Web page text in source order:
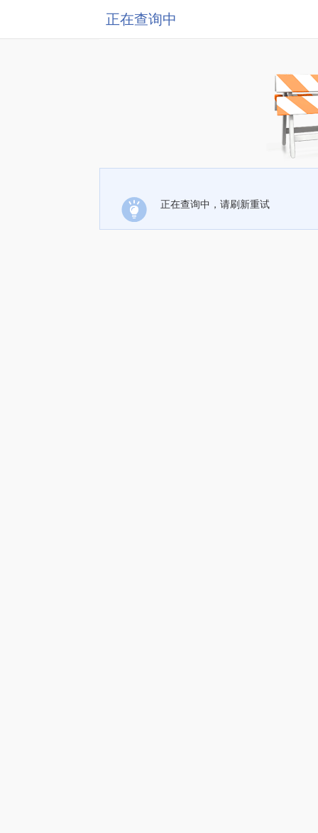
正在查询中
正在查询中，请刷新重试